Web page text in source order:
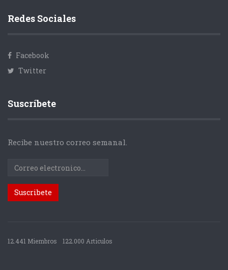
Redes Sociales
Facebook
Twitter
Suscríbete
Recibe nuestro correo semanal.
12.441 Miembros 122.000 Articulos